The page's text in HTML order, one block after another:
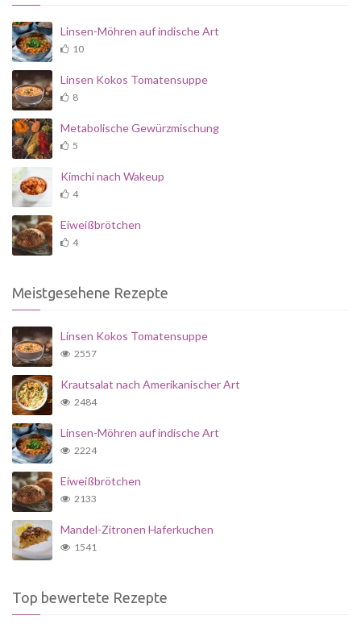
Linsen-Möhren auf indische Art
10
Linsen Kokos Tomatensuppe
8
Metabolische Gewürzmischung
5
Kimchi nach Wakeup
4
Eiweißbrötchen
4
Meistgesehene Rezepte
Linsen Kokos Tomatensuppe
2557
Krautsalat nach Amerikanischer Art
2484
Linsen-Möhren auf indische Art
2224
Eiweißbrötchen
2133
Mandel-Zitronen Haferkuchen
1541
Top bewertete Rezepte